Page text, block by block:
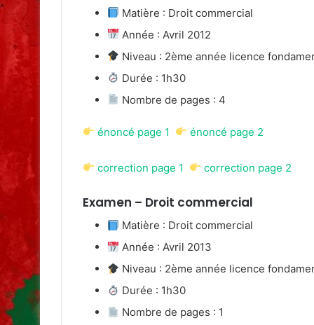
Matière : Droit commercial
Année : Avril 2012
Niveau : 2ème année licence
Durée : 1h30
Nombre de pages : 4
énoncé page 1 énoncé page 2
correction page 1 correction page 2
Examen – Droit commercial
Matière : Droit commercial
Année : Avril 2013
Niveau : 2ème année licence
Durée : 1h30
Nombre de pages : 1